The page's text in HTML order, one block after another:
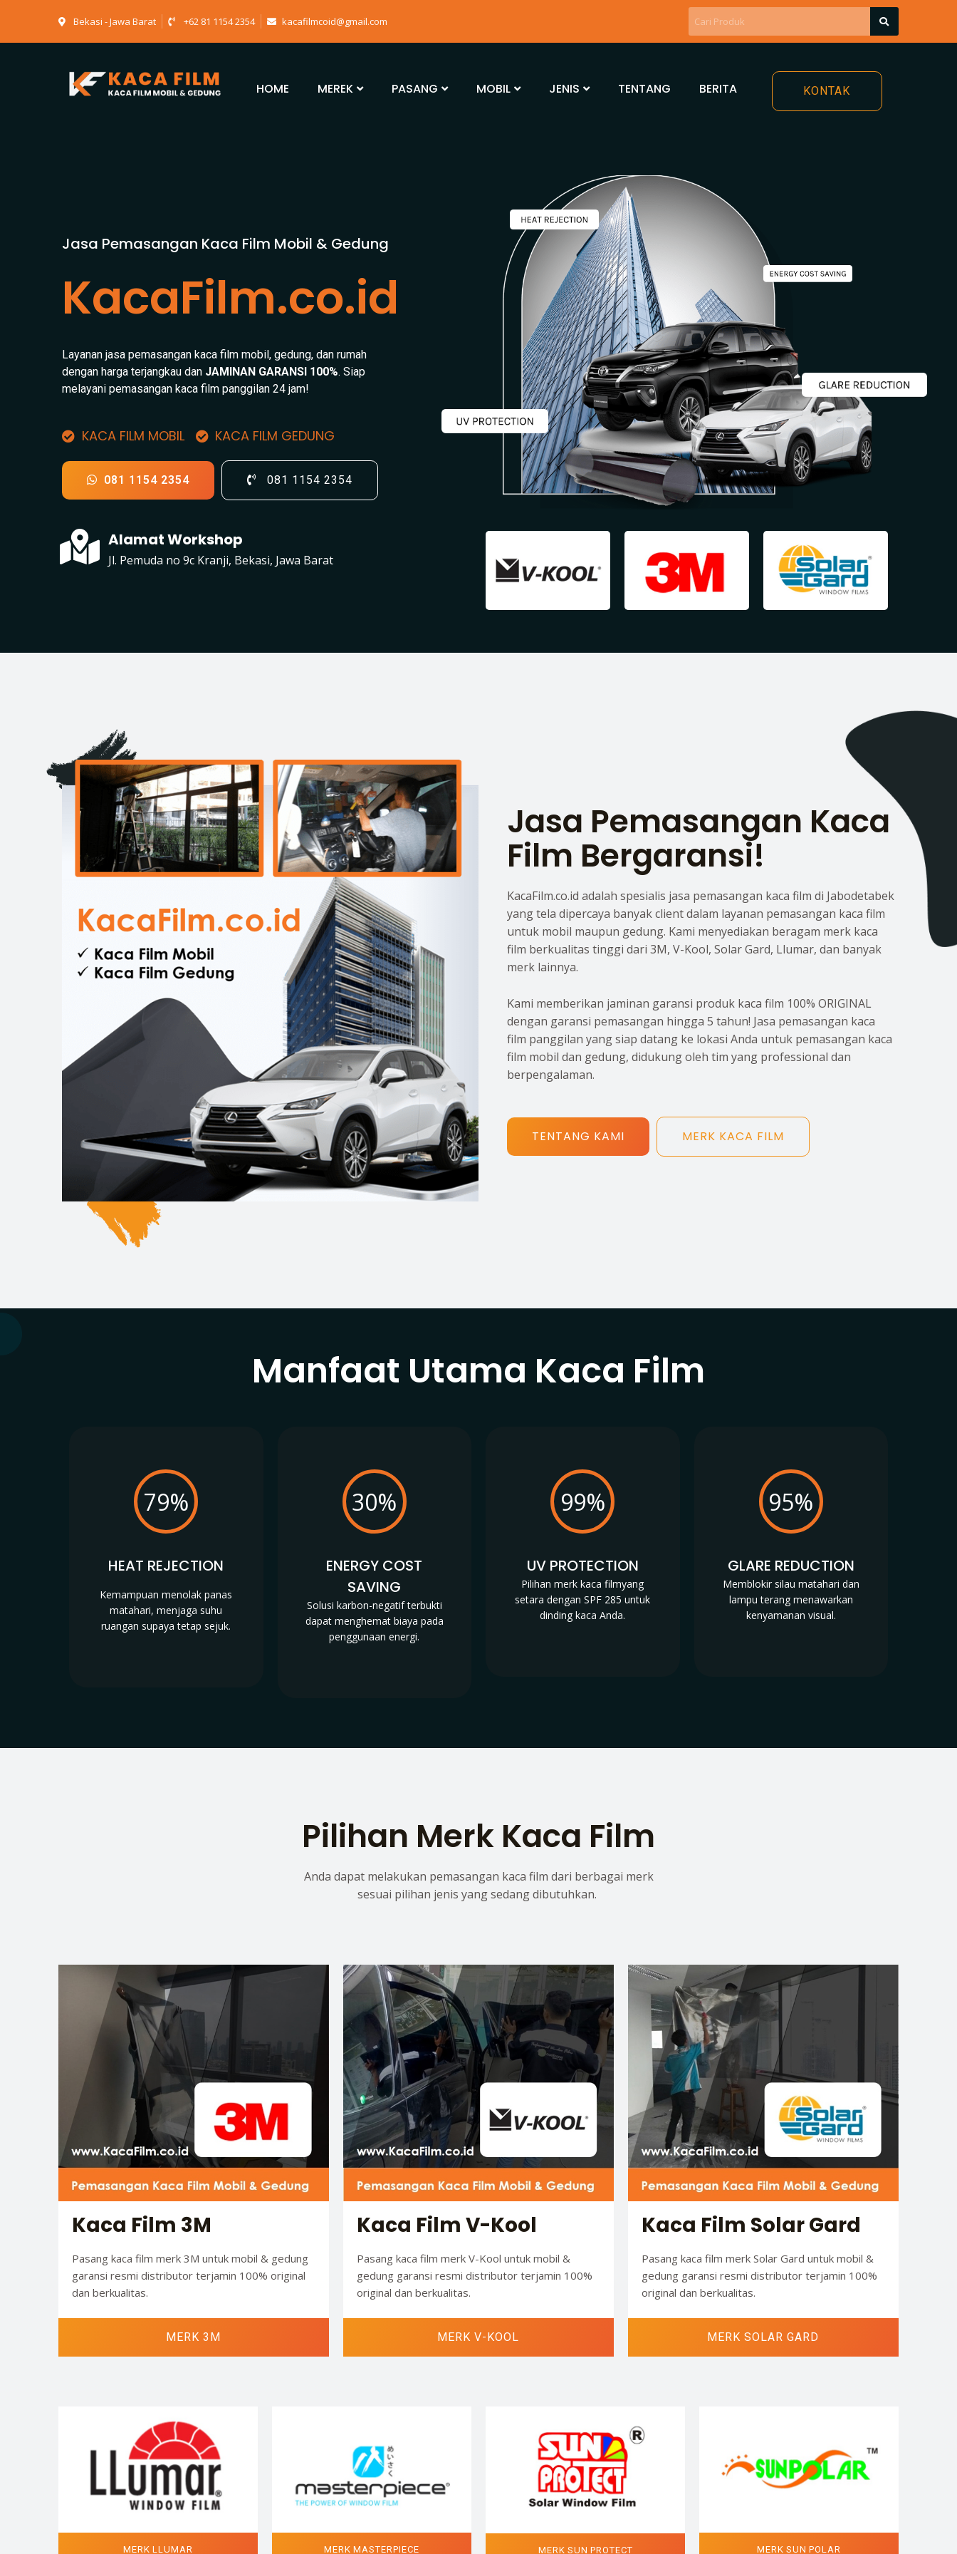
Bekasi - Jawa Barat +62 81 1154 2354 kacafilmcoid@gmail.com
HOME MEREK PASANG MOBIL JENIS TENTANG BERITA KONTAK
Jasa Pemasangan Kaca Film Mobil & Gedung
KacaFilm.co.id
Layanan jasa pemasangan kaca film mobil, gedung, dan rumah
dengan harga terjangkau dan JAMINAN GARANSI 100%. Siap
melayani pemasangan kaca film panggilan 24 jam!
KACA FILM MOBIL KACA FILM GEDUNG
081 1154 2354 081 1154 2354
Alamat Workshop
Jl. Pemuda no 9c Kranji, Bekasi, Jawa Barat
Jasa Pemasangan Kaca
Film Bergaransi!
KacaFilm.co.id adalah spesialis jasa pemasangan kaca film di Jabodetabek
yang tela dipercaya banyak client dalam layanan pemasangan kaca film
untuk mobil maupun gedung. Kami menyediakan beragam merk kaca
film berkualitas tinggi dari 3M, V-Kool, Solar Gard, Llumar, dan banyak
merk lainnya.
Kami memberikan jaminan garansi produk kaca film 100% ORIGINAL
dengan garansi pemasangan hingga 5 tahun! Jasa pemasangan kaca
film panggilan yang siap datang ke lokasi Anda untuk pemasangan kaca
film mobil dan gedung, didukung oleh tim yang professional dan
berpengalaman.
TENTANG KAMI MERK KACA FILM
Manfaat Utama Kaca Film
79%
HEAT REJECTION
Kemampuan menolak panas
matahari, menjaga suhu
ruangan supaya tetap sejuk.
30%
ENERGY COST
SAVING
Solusi karbon-negatif terbukti
dapat menghemat biaya pada
penggunaan energi.
99%
UV PROTECTION
Pilihan merk kaca filmyang
setara dengan SPF 285 untuk
dinding kaca Anda.
95%
GLARE REDUCTION
Memblokir silau matahari dan
lampu terang menawarkan
kenyamanan visual.
Pilihan Merk Kaca Film
Anda dapat melakukan pemasangan kaca film dari berbagai merk
sesuai pilihan jenis yang sedang dibutuhkan.
Kaca Film 3M
Pasang kaca film merk 3M untuk mobil & gedung
garansi resmi distributor terjamin 100% original
dan berkualitas.
MERK 3M
Kaca Film V-Kool
Pasang kaca film merk V-Kool untuk mobil &
gedung garansi resmi distributor terjamin 100%
original dan berkualitas.
MERK V-KOOL
Kaca Film Solar Gard
Pasang kaca film merk Solar Gard untuk mobil &
gedung garansi resmi distributor terjamin 100%
original dan berkualitas.
MERK SOLAR GARD
MERK LLUMAR MERK MASTERPIECE MERK SUN PROTECT MERK SUN POLAR